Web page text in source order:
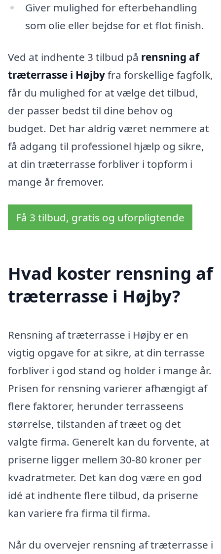
Giver mulighed for efterbehandling
som olie eller bejdse for et flot finish.
Ved at indhente 3 tilbud på rensning af
træterrasse i Højbyfra forskellige fagfolk,
får du mulighed for at vælge det tilbud,
der passer bedst til dine behov og
budget. Det har aldrig været nemmere at
få adgang til professionel hjælp og sikre,
at din træterrasse forbliver i topform i
mange år fremover.
Få 3 tilbud, gratis og uforpligtende
Hvad koster rensning af
træterrasse i Højby?
Rensning af træterrasse i Højby er en
vigtig opgave for at sikre, at din terrasse
forbliver i god stand og holder i mange år.
Prisen for rensning varierer afhængigt af
flere faktorer, herunder terrasseens
størrelse, tilstanden af træet og det
valgte firma. Generelt kan du forvente, at
priserne ligger mellem 30-80 kroner per
kvadratmeter. Det kan dog være en god
idé at indhente flere tilbud, da priserne
kan variere fra firma til firma.
Når du overvejer rensning af træterrasse i